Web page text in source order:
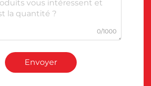
0/1000
Envoyer